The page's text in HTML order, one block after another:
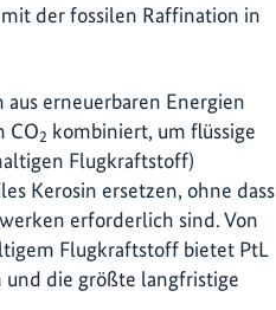
der fossilen Raffination in
erneuerbaren Energien
CO2 kombiniert, um flüssige
Flugkraftstoff)
Kerosin ersetzen, ohne dass
erforderlich sind. Von
Flugkraftstoff bietet PtL
die größte langfristige